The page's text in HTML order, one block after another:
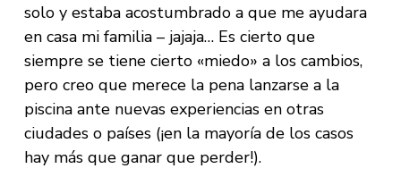
solo y estaba acostumbrado a que me ayudara
en casa mi familia – jajaja… Es cierto que
siempre se tiene cierto «miedo» a los cambios,
pero creo que merece la pena lanzarse a la
piscina ante nuevas experiencias en otras
ciudades o países (¡en la mayoría de los casos
hay más que ganar que perder!).